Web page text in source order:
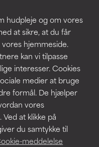
hudpleje og om vores
at sikre, at du får
hjemmeside.
kan vi tilpasse
interesser. Cookies
medier at bruge
formål. De hjælper
vores
at klikke på
du samtykke til
meddelelse
Manhattan. I over 25
klinisk professor i
Medicine på Mount
forfatter med
videnskabelige
egen bog, "Skin
York Dermatologist.”
York). Debra Jaliman
dermatologi, og hun
første fem læger i
bruge Botox i hendes